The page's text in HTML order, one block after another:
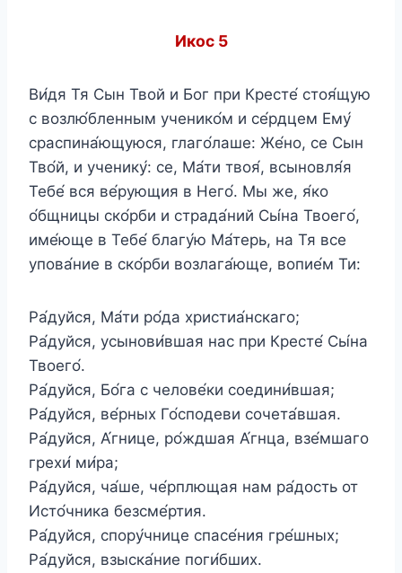
Икос 5
Ви́дя Тя Сын Твой и Бог при Кресте́ стоя́щую
с возлю́бленным ученико́м и се́рдцем Ему́
сраспина́ющуюся, глаго́лаше: Же́но, се Сын
Тво́й, и ученику́: се, Ма́ти твоя́, всыновля́я
Тебе́ вся ве́рующия в Него́. Мы же, я́ко
о́бщницы ско́рби и страда́ний Сы́на Твоего́,
име́юще в Тебе́ благу́ю Ма́терь, на Тя все
упова́ние в ско́рби возлага́юще, вопие́м Ти:
Ра́дуйся, Ма́ти ро́да христиа́нскаго;
Ра́дуйся, усынови́вшая нас при Кресте́ Сы́на
Твоего́.
Ра́дуйся, Бо́га с челове́ки соедини́вшая;
Ра́дуйся, ве́рных Го́сподеви сочета́вшая.
Ра́дуйся, А́гнице, ро́ждшая А́гнца, взе́мшаго
грехи́ ми́ра;
Ра́дуйся, ча́ше, че́рплющая нам ра́дость от
Исто́чника безсме́ртия.
Ра́дуйся, спору́чнице спасе́ния гре́шных;
Ра́дуйся, взыска́ние поги́бших.